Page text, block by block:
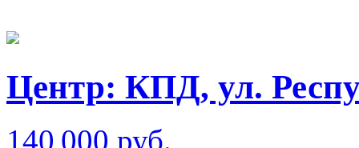
Центр: КПД, ул.
140 000 руб.